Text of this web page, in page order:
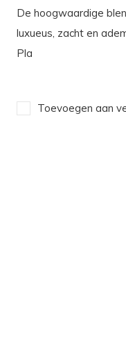
De hoogwaardige
luxueus, zacht en
Pla
Toevoegen aan